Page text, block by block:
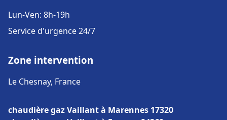
Lun-Ven: 8h-19h
Service d'urgence 24/7
Zone intervention
Le Chesnay, France
chaudière gaz Vaillant à Marennes 17320